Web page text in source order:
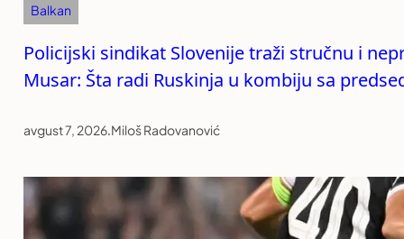
Balkan
Policijski sindikat Slovenije traži stručnu i
Musar: Šta radi Ruskinja u kombiju sa
avgust 7, 2026.Miloš Radovanović